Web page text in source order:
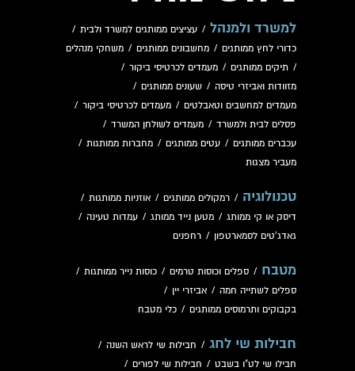
למשרד ולמנהל / עציצים ממותגים למשרד ולבית /
כדורי לחץ ממותגים / מחשבונים ממותגים / משחקי מנהלים
/ תיקים ממותגים / מעמדים לכרטיסי ביקור /
מזוודות ואביזרי טיסה / שעונים ממותגים /
מעמדים למחשבים וטאבלטים / מעמדים לכרטיסי ביקור /
פסלים לבית ולמשרד / מעמדים לשולחן המשרד /
עכברים ממותגים / עטים ממותגים / מחברות ממותגות /
מעביר מצגות
טכנולוגיה / רמקולים ממותגים / אוזניות ממותגות /
דיסק או קי ממותג / מטען נייד ממותג / עמדות טעינה /
גאדג'טים לסמארטפון / רחפנים
מטבח / ספלים וכוסות טרמים / כוסות נייר ממותגות /
ספלים לשתייה חמה / אביזרי יין /
בקבוקים ותרמוסים ממותגים / כלי מטבח
חבילות שי לחג / חבילות שי לראש השנה /
חבילו שי לט"ו בשבט / חבילות שי לפורים /